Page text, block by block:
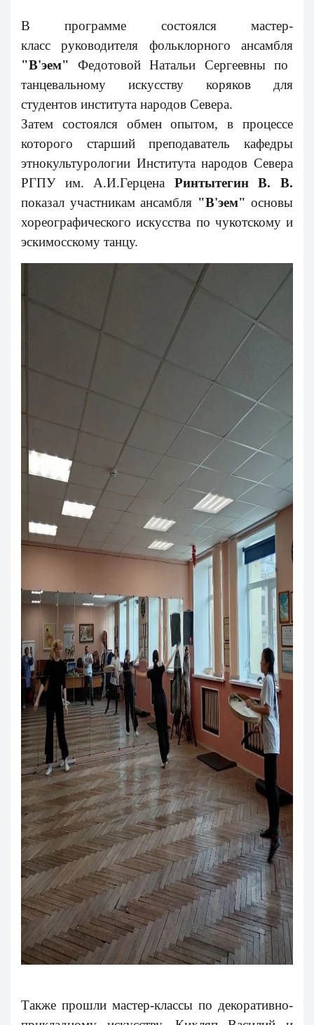
В программе состоялся мастер-
класс руководителя фольклорного ансамбля
"В'эем" Федотовой Натальи Сергеевны по
танцевальному искусству коряков для
студентов института народов Севера.
Затем состоялся обмен опытом, в процессе
которого старший преподаватель кафедры
этнокультурологии Института народов Севера
РГПУ им. А.И.Герцена Ринтытегин В. В.
показал участникам ансамбля "В'эем" основы
хореографического искусства по чукотскому и
эскимосскому танцу.
Также прошли мастер-классы по декоративно-